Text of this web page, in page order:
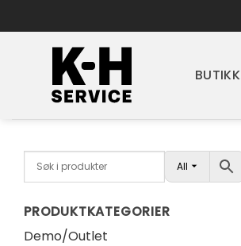
to
BUTIKK
All
PRODUKTKATEGORIER
Demo/Outlet